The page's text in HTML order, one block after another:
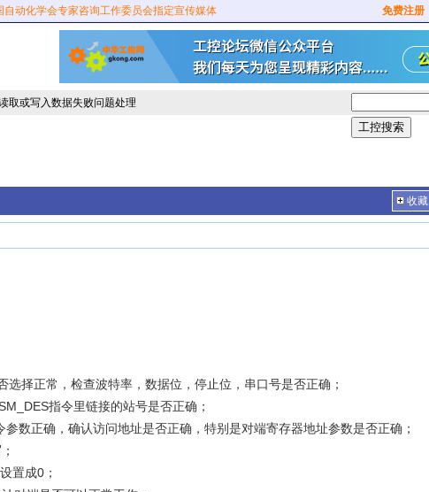
自动化学会专家咨询工作委员会指定宣传媒体 免费注册
取或写入数据失败问题处理
收藏
选择正常，检查波特率，数据位，停止位，串口号是否正确；
指令里链接的站号是否正确；
数正确，确认访问地址是否正确，特别是对端寄存器地址参数是否正确；
置成0；